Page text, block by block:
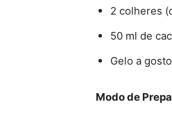
2 colheres
50 ml de
Gelo a gosto
Modo de